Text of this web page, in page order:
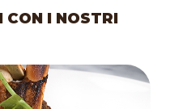
I NOSTRI